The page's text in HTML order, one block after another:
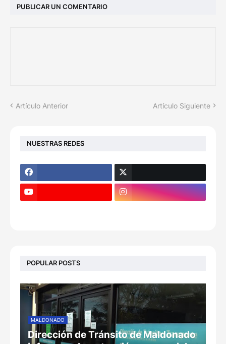
PUBLICAR UN COMENTARIO
Artículo Anterior Artículo Siguiente
NUESTRAS REDES
POPULAR POSTS
MALDONADO
Dirección de Tránsito de Maldonado